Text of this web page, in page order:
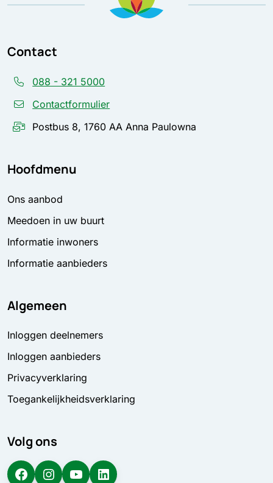
Contact
088 - 321 5000
Contactformulier
Postbus 8, 1760 AA Anna Paulowna
Hoofdmenu
Ons aanbod
Meedoen in uw buurt
Informatie inwoners
Informatie aanbieders
Algemeen
Inloggen deelnemers
Inloggen aanbieders
Privacyverklaring
Toegankelijkheidsverklaring
Volg ons
Facebook Instagram YouTube LinkedIn